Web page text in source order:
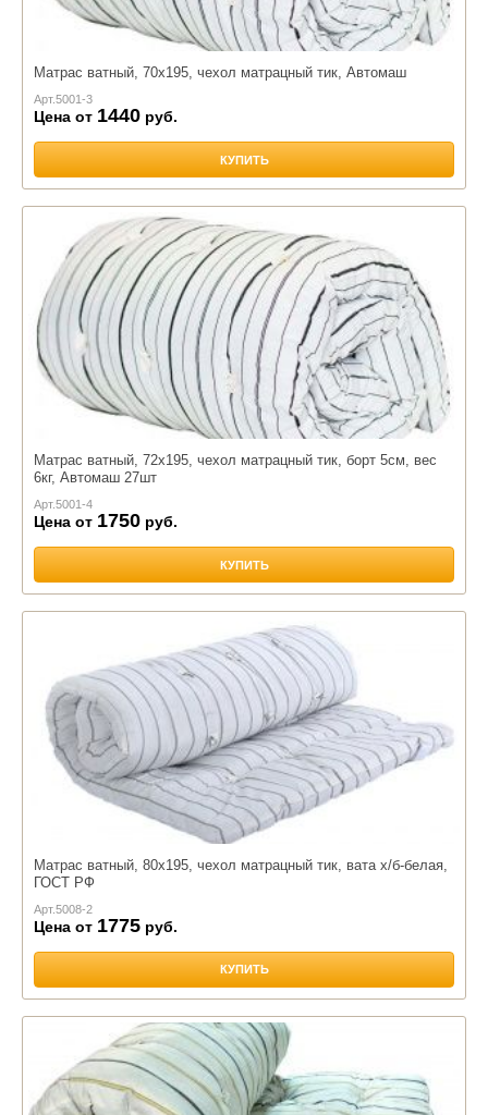
Матрас ватный, 70х195, чехол матрацный тик, Автомаш
Арт.5001-3
Цена от 1440 руб.
КУПИТЬ
Матрас ватный, 72х195, чехол матрацный тик, борт 5см, вес
6кг, Автомаш 27шт
Арт.5001-4
Цена от 1750 руб.
КУПИТЬ
Матрас ватный, 80х195, чехол матрацный тик, вата х/б-белая,
ГОСТ РФ
Арт.5008-2
Цена от 1775 руб.
КУПИТЬ